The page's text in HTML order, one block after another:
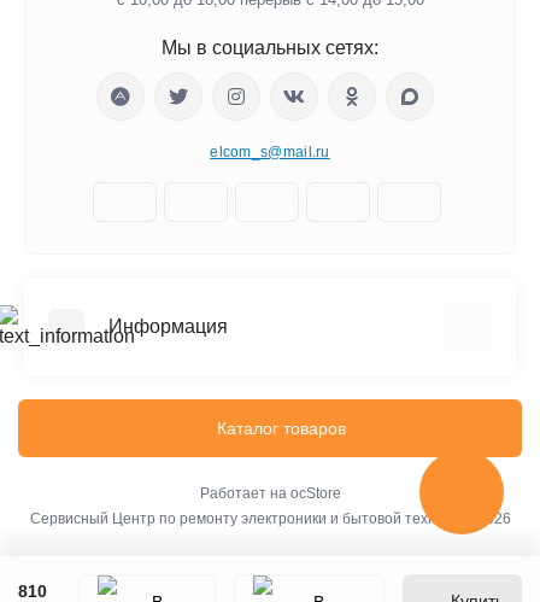
810
Мы в социальных сетях:
elcom_s@mail.ru
Информация
О компании
Стоимость услуг
Обучение и тестирование
Каталог товаров
Работает на ocStore
Сервисный Центр по ремонту электроники и бытовой техники © 2026